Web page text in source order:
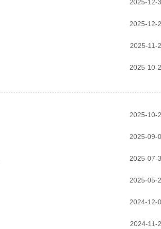
2025-12-
2025-12-
2025-11-
2025-10-
2025-10-
2025-09-
2025-07-
2025-05-
2024-12-
2024-11-